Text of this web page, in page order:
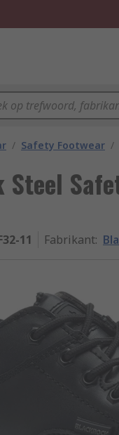
/ Safety Footwear /
11 Fabrikant: